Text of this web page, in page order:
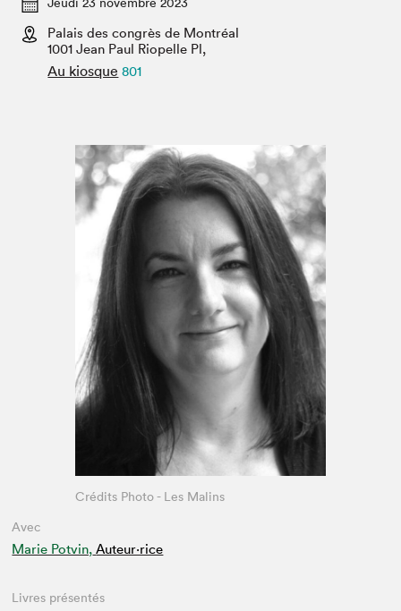
Espace enseignant·e·s
Espace médias
Palais des congrès de Montréal
1001 Jean Paul Riopelle Pl,
Au kiosque 801
Avec
Marie Potvin, Auteur·rice
Crédits Photo - Les Malins
Livres présentés